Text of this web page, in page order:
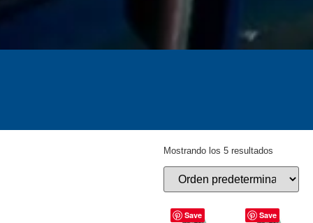
Mostrando los 5 resultados
Save Save